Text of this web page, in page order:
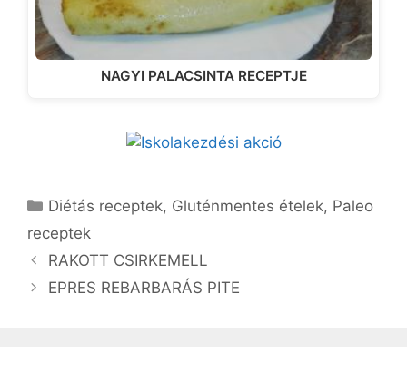
NAGYI PALACSINTA RECEPTJE
Kategória
Diétás receptek, Gluténmentes ételek, Paleo
receptek
RAKOTT CSIRKEMELL
EPRES REBARBARÁS PITE